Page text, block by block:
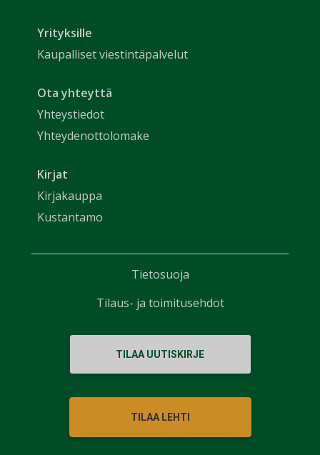
Yrityksille
Kaupalliset viestintäpalvelut
Ota yhteyttä
Yhteystiedot
Yhteydenottolomake
Kirjat
Kirjakauppa
Kustantamo
TILAA UUTISKIRJE
TILAA LEHTI
Tietosuoja
Tilaus- ja toimitusehdot